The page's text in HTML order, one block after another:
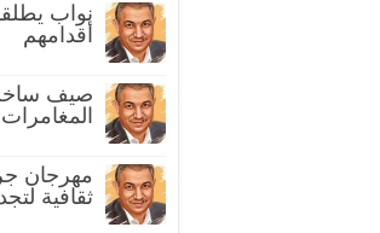
نواب
أقدامهم
صيف
مهرجان
ثقافية